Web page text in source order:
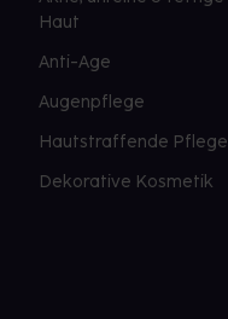
Haut
Anti-Age
Augenpflege
Hautstraffende Pflege
Dekorative Kosmetik